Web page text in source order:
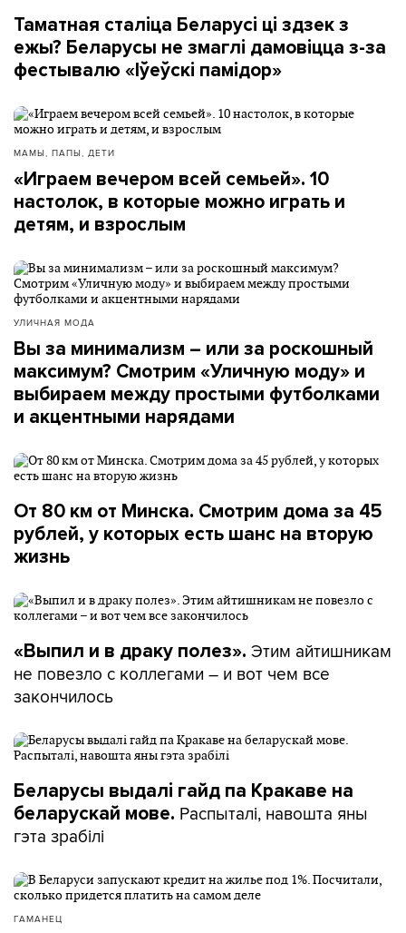
Таматная сталіца Беларусі ці здзек з
ежы? Беларусы не змаглі дамовіцца з-за
фестывалю «Іўеўскі памідор»
МАМЫ, ПАПЫ, ДЕТИ
«Играем вечером всей семьей». 10
настолок, в которые можно играть и
детям, и взрослым
УЛИЧНАЯ МОДА
Вы за минимализм – или за роскошный
максимум? Смотрим «Уличную моду» и
выбираем между простыми футболками
и акцентными нарядами
От 80 км от Минска. Смотрим дома за 45
рублей, у которых есть шанс на вторую
жизнь
«Выпил и в драку полез». Этим айтишникам
не повезло с коллегами – и вот чем все
закончилось
Беларусы выдалі гайд па Кракаве на
беларускай мове. Распыталі, навошта яны
гэта зрабілі
ГАМАНЕЦ